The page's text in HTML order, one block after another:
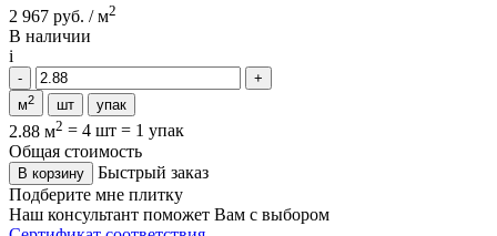
2 967 руб. / м2
В наличии
i
м2 шт упак
2.88 м2 = 4 шт = 1 упак
Общая стоимость
В корзину
Быстрый заказ
Подберите мне плитку
Наш консультант поможет Вам с выбором